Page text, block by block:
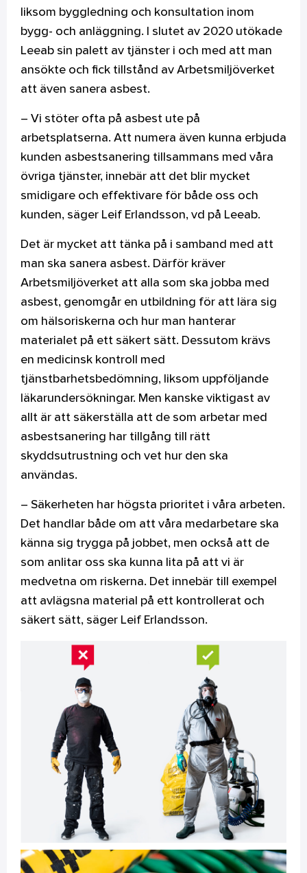
liksom byggledning och konsultation inom
bygg- och anläggning. I slutet av 2020 utökade
Leeab sin palett av tjänster i och med att man
ansökte och fick tillstånd av Arbetsmiljöverket
att även sanera asbest.
– Vi stöter ofta på asbest ute på
arbetsplatserna. Att numera även kunna erbjuda
kunden asbestsanering tillsammans med våra
övriga tjänster, innebär att det blir mycket
smidigare och effektivare för både oss och
kunden, säger Leif Erlandsson, vd på Leeab.
Det är mycket att tänka på i samband med att
man ska sanera asbest. Därför kräver
Arbetsmiljöverket att alla som ska jobba med
asbest, genomgår en utbildning för att lära sig
om hälsoriskerna och hur man hanterar
materialet på ett säkert sätt. Dessutom krävs
en medicinsk kontroll med
tjänstbarhetsbedömning, liksom uppföljande
läkarundersökningar. Men kanske viktigast av
allt är att säkerställa att de som arbetar med
asbestsanering har tillgång till rätt
skyddsutrustning och vet hur den ska
användas.
– Säkerheten har högsta prioritet i våra arbeten.
Det handlar både om att våra medarbetare ska
känna sig trygga på jobbet, men också att de
som anlitar oss ska kunna lita på att vi är
medvetna om riskerna. Det innebär till exempel
att avlägsna material på ett kontrollerat och
säkert sätt, säger Leif Erlandsson.